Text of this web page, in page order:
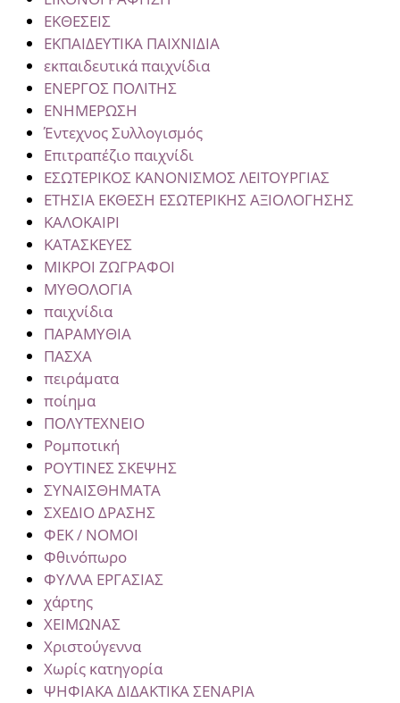
ΕΚΘΕΣΕΙΣ
ΕΚΠΑΙΔΕΥΤΙΚΑ ΠΑΙΧΝΙΔΙΑ
εκπαιδευτικά παιχνίδια
ΕΝΕΡΓΟΣ ΠΟΛΙΤΗΣ
ΕΝΗΜΕΡΩΣΗ
Έντεχνος Συλλογισμός
Επιτραπέζιο παιχνίδι
ΕΣΩΤΕΡΙΚΟΣ ΚΑΝΟΝΙΣΜΟΣ ΛΕΙΤΟΥΡΓΙΑΣ
ΕΤΗΣΙΑ ΕΚΘΕΣΗ ΕΣΩΤΕΡΙΚΗΣ ΑΞΙΟΛΟΓΗΣΗΣ
ΚΑΛΟΚΑΙΡΙ
ΚΑΤΑΣΚΕΥΕΣ
ΜΙΚΡΟΙ ΖΩΓΡΑΦΟΙ
ΜΥΘΟΛΟΓΙΑ
παιχνίδια
ΠΑΡΑΜΥΘΙΑ
ΠΑΣΧΑ
πειράματα
ποίημα
ΠΟΛΥΤΕΧΝΕΙΟ
Ρομποτική
ΡΟΥΤΙΝΕΣ ΣΚΕΨΗΣ
ΣΥΝΑΙΣΘΗΜΑΤΑ
ΣΧΕΔΙΟ ΔΡΑΣΗΣ
ΦΕΚ / ΝΟΜΟΙ
Φθινόπωρο
ΦΥΛΛΑ ΕΡΓΑΣΙΑΣ
χάρτης
ΧΕΙΜΩΝΑΣ
Χριστούγεννα
Χωρίς κατηγορία
ΨΗΦΙΑΚΑ ΔΙΔΑΚΤΙΚΑ ΣΕΝΑΡΙΑ